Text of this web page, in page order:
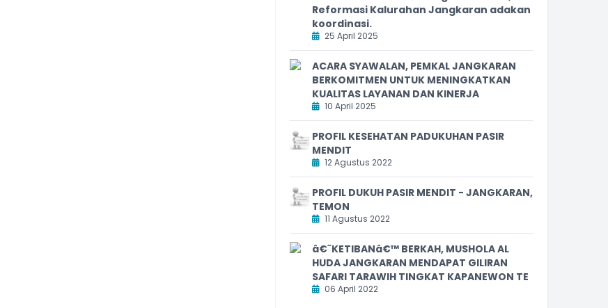
Reformasi Kalurahan Jangkaran adakan
koordinasi.
25 April 2025
ACARA SYAWALAN, PEMKAL JANGKARAN
BERKOMITMEN UNTUK MENINGKATKAN
KUALITAS LAYANAN DAN KINERJA
10 April 2025
PROFIL KESEHATAN PADUKUHAN PASIR
MENDIT
12 Agustus 2022
PROFIL DUKUH PASIR MENDIT - JANGKARAN,
TEMON
11 Agustus 2022
â€˜KETIBANâ€™ BERKAH, MUSHOLA AL
HUDA JANGKARAN MENDAPAT GILIRAN
SAFARI TARAWIH TINGKAT KAPANEWON TE
06 April 2022